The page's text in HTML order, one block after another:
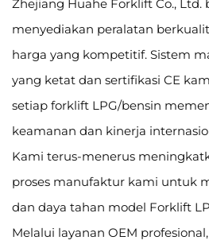
Zhejiang Huahe Forklift Co.,
menyediakan peralatan
harga yang kompetitif. Sistem
yang ketat dan sertifikasi CE
setiap forklift LPG/bensin
keamanan dan kinerja
Kami terus-menerus
proses manufaktur kami untuk
dan daya tahan model Forklift
Melalui layanan OEM